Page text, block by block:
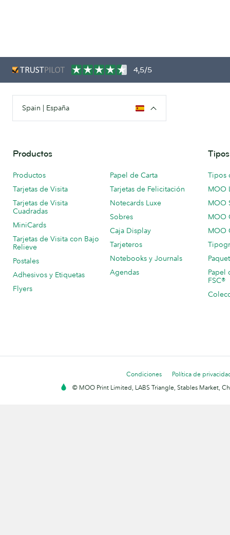
4,5/5
Spain | España
Productos
Productos
Tarjetas de Visita
Tarjetas de Visita
Cuadradas
MiniCards
Tarjetas de Visita con Bajo
Relieve
Postales
Adhesivos y Etiquetas
Flyers
Papel de Carta
Tarjetas de Felicitación
Notecards Luxe
Sobres
Caja Display
Tarjeteros
Notebooks y Journals
Agendas
Tipos
MOO
MOO
MOO
MOO
Papel
FSC®
Condiciones
Política de
© MOO Print Limited, LABS Triangle, Stables Market,